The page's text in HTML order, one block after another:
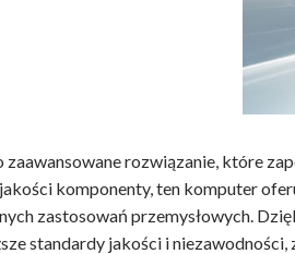
rozwiązanie, które
komponenty, ten komputer
zastosowań przemysłowych.
standardy jakości i